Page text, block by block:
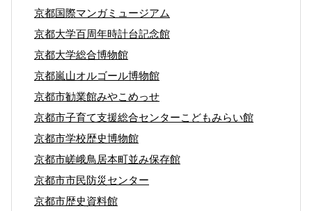
京都国際マンガミュージアム
京都大学百周年時計台記念館
京都大学総合博物館
京都嵐山オルゴール博物館
京都市勧業館みやこめっせ
京都市子育て支援総合センターこどもみらい館
京都市学校歴史博物館
京都市嵯峨鳥居本町並み保存館
京都市市民防災センター
京都市歴史資料館